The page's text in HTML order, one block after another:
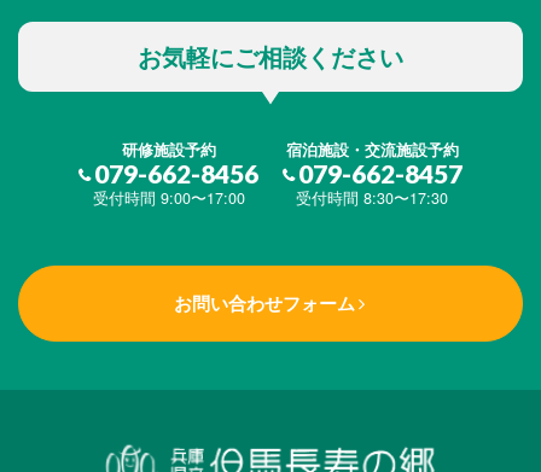
お気軽にご相談ください
研修施設予約
079-662-8456
受付時間 9:00〜17:00
宿泊施設・交流施設予約
079-662-8457
受付時間 8:30〜17:30
お問い合わせフォーム